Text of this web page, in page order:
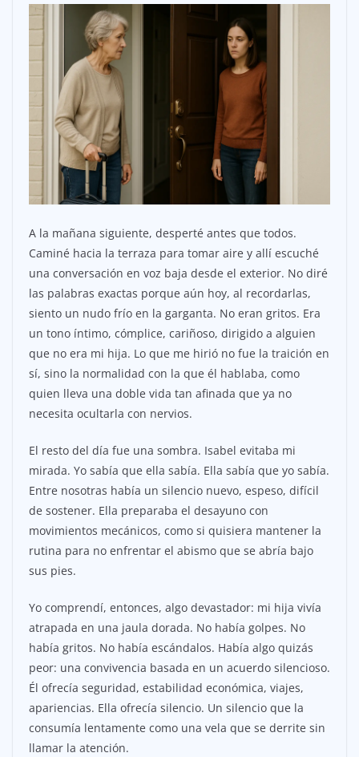
A la mañana siguiente, desperté antes que todos.
Caminé hacia la terraza para tomar aire y allí escuché
una conversación en voz baja desde el exterior. No diré
las palabras exactas porque aún hoy, al recordarlas,
siento un nudo frío en la garganta. No eran gritos. Era
un tono íntimo, cómplice, cariñoso, dirigido a alguien
que no era mi hija. Lo que me hirió no fue la traición en
sí, sino la normalidad con la que él hablaba, como
quien lleva una doble vida tan afinada que ya no
necesita ocultarla con nervios.
El resto del día fue una sombra. Isabel evitaba mi
mirada. Yo sabía que ella sabía. Ella sabía que yo sabía.
Entre nosotras había un silencio nuevo, espeso, difícil
de sostener. Ella preparaba el desayuno con
movimientos mecánicos, como si quisiera mantener la
rutina para no enfrentar el abismo que se abría bajo
sus pies.
Yo comprendí, entonces, algo devastador: mi hija vivía
atrapada en una jaula dorada. No había golpes. No
había gritos. No había escándalos. Había algo quizás
peor: una convivencia basada en un acuerdo silencioso.
Él ofrecía seguridad, estabilidad económica, viajes,
apariencias. Ella ofrecía silencio. Un silencio que la
consumía lentamente como una vela que se derrite sin
llamar la atención.